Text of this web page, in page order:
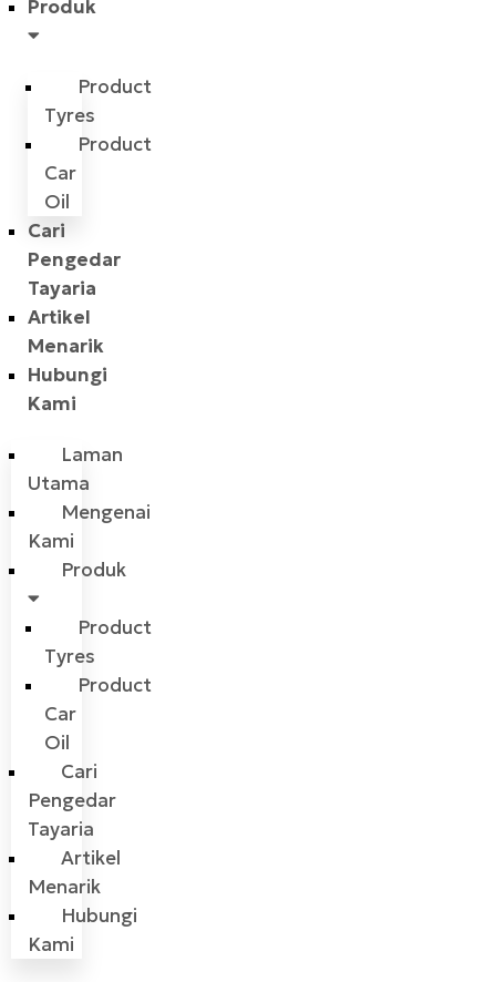
Produk
Product
Tyres
Product
Car
Oil
Cari
Pengedar
Tayaria
Artikel
Menarik
Hubungi
Kami
Laman
Utama
Mengenai
Kami
Produk
Product
Tyres
Product
Car
Oil
Cari
Pengedar
Tayaria
Artikel
Menarik
Hubungi
Kami